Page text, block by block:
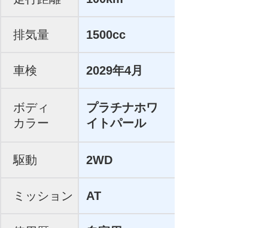
排気量 1500cc
車検 2029年4月
ボディ
カラー
プラチナホワ
イトパール
駆動 2WD
ミッション AT